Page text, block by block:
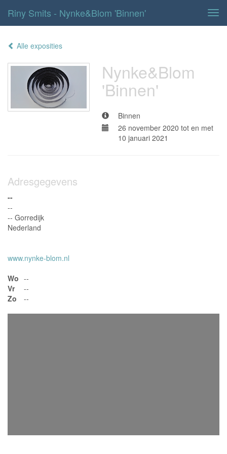
Riny Smits - Nynke&Blom 'Binnen'
Alle exposities
Nynke&Blom
'Binnen'
Binnen
26 november 2020 tot en met
10 januari 2021
Adresgegevens
--
--
-- Gorredijk
Nederland
www.nynke-blom.nl
Wo --
Vr
--
Zo
--